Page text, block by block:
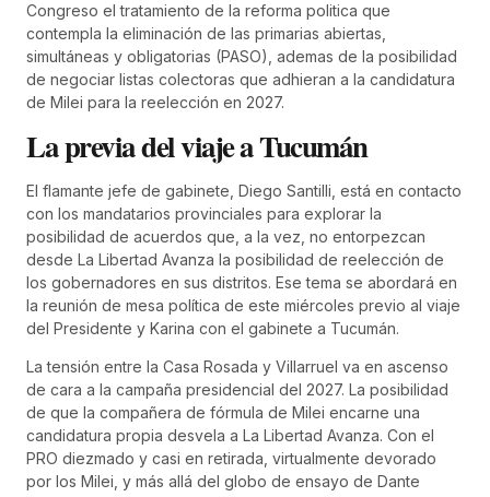
Congreso el tratamiento de la reforma politica que
contempla la eliminación de las primarias abiertas,
simultáneas y obligatorias (PASO), ademas de la posibilidad
de negociar listas colectoras que adhieran a la candidatura
de Milei para la reelección en 2027.
La previa del viaje a Tucumán
El flamante jefe de gabinete, Diego Santilli, está en contacto
con los mandatarios provinciales para explorar la
posibilidad de acuerdos que, a la vez, no entorpezcan
desde La Libertad Avanza la posibilidad de reelección de
los gobernadores en sus distritos. Ese tema se abordará en
la reunión de mesa política de este miércoles previo al viaje
del Presidente y Karina con el gabinete a Tucumán.
La tensión entre la Casa Rosada y Villarruel va en ascenso
de cara a la campaña presidencial del 2027. La posibilidad
de que la compañera de fórmula de Milei encarne una
candidatura propia desvela a La Libertad Avanza. Con el
PRO diezmado y casi en retirada, virtualmente devorado
por los Milei, y más allá del globo de ensayo de Dante